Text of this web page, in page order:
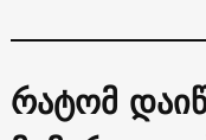
რატომ